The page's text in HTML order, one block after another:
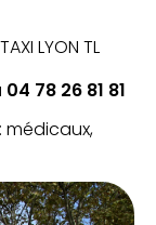
LYON TL
04 78 26 81 81
médicaux,